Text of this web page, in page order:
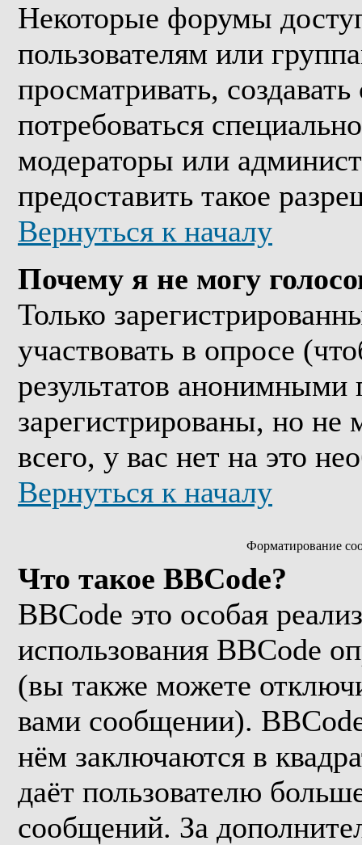
Некоторые форумы
пользователям или
просматривать,
потребоваться
модераторы или
предоставить такое
Вернуться к началу
Почему я не могу
Только
участвовать в опросе
результатов
зарегистрированы, но не
всего, у вас нет на это
Вернуться к началу
Форматирование
Что такое BBCode?
BBCode это особая
использования BBCode
(вы также можете
вами сообщении).
нём заключаются в
даёт пользователю
сообщений. За